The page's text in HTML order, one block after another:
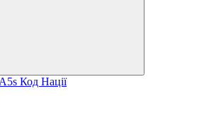
Код Нації